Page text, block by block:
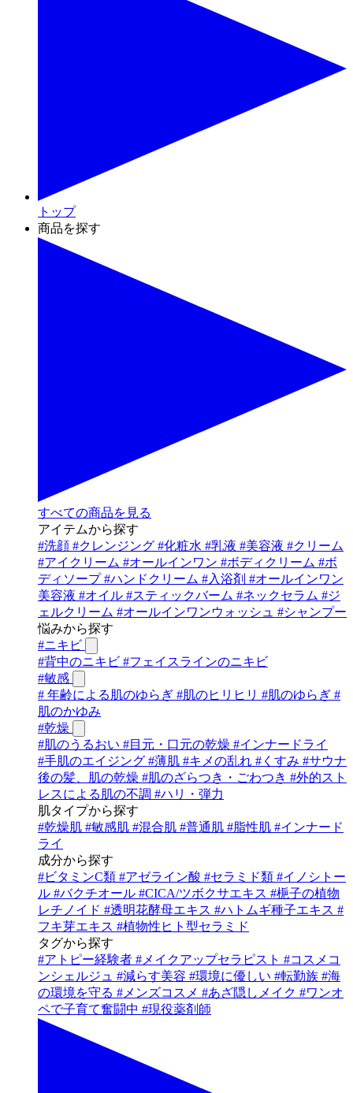
トップ
商品を探す
すべての商品を見る
アイテムから探す
#洗顔 #クレンジング #化粧水 #乳液 #美容液 #クリーム
#アイクリーム #オールインワン #ボディクリーム #ボ
ディソープ#ハンドクリーム #入浴剤 #オールインワン
美容液 #オイル #スティックバーム #ネックセラム #ジ
ェルクリーム #オールインワンウォッシュ #シャンプー
悩みから探す
#ニキビ
#背中のニキビ #フェイスラインのニキビ
#敏感
# 年齢による肌のゆらぎ #肌のヒリヒリ #肌のゆらぎ #
肌のかゆみ
#乾燥
#肌のうるおい #目元・口元の乾燥 #インナードライ
#手肌のエイジング #薄肌 #キメの乱れ # くすみ #サウナ
後の髪、肌の乾燥 #肌のざらつき・ごわつき #外的スト
レスによる肌の不調 #ハリ・弾力
肌タイプから探す
#乾燥肌 #敏感肌 #混合肌 #普通肌 #脂性肌 #インナード
ライ
成分から探す
#ビタミンC類 #アゼライン酸 #セラミド類 #イノシトー
ル #バクチオール #CICA/ツボクサエキス #梔子の植物
レチノイド #透明花酵母エキス #ハトムギ種子エキス #
フキ芽エキス #植物性ヒト型セラミド
タグから探す
#アトピー経験者 # メイクアップセラピスト #コスメコ
ンシェルジュ #減らす美容 #環境に優しい #転勤族 #海
の環境を守る # メンズコスメ #あざ隠しメイク #ワンオ
ペで子育て奮闘中 #現役薬剤師